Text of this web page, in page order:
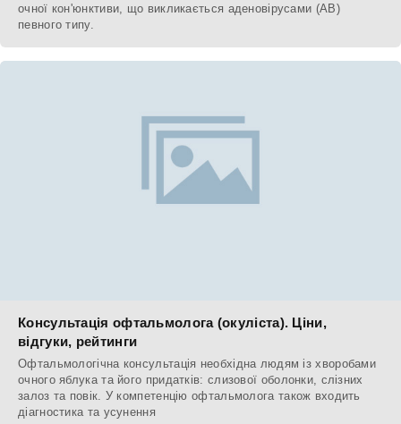
очної кон'юнктиви, що викликається аденовірусами (АВ)
певного типу.
Консультація офтальмолога (окуліста). Ціни,
відгуки, рейтинги
Офтальмологічна консультація необхідна людям із хворобами
очного яблука та його придатків: слизової оболонки, слізних
залоз та повік. У компетенцію офтальмолога також входить
діагностика та усунення